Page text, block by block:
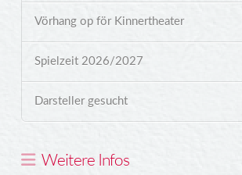
Vörhang op för Kinnertheater
Spielzeit 2026/2027
Darsteller gesucht
Weitere Infos